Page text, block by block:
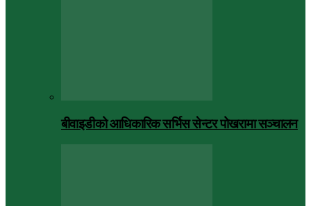
बीवाइडीको आधिकारिक सर्भिस सेन्टर पोखरामा सञ्चालन